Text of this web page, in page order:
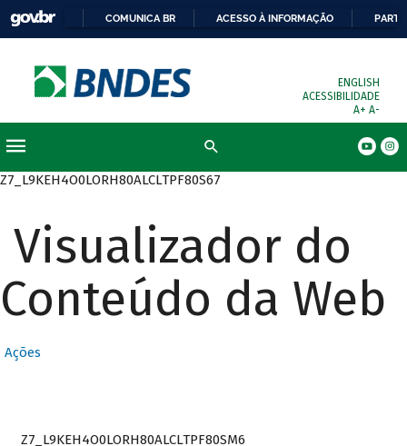
COMUNICA BR ACESSO À INFORMAÇÃO
ENGLISH
ACESSIBILIDADE
A+ A-
Z7_L9KEH4O0LORH80ALCLTPF80S67
Visualizador do
Conteúdo da Web
Ações
Z7_L9KEH4O0LORH80ALCLTPF80SM6